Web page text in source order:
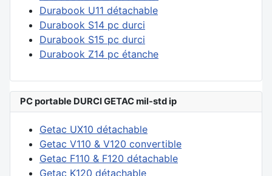
Durabook U11 détachable
Durabook S14 pc durci
Durabook S15 pc durci
Durabook Z14 pc étanche
PC portable DURCI GETAC mil-std ip
Getac UX10 détachable
Getac V110 & V120 convertible
Getac F110 & F120 détachable
Getac K120 détachable